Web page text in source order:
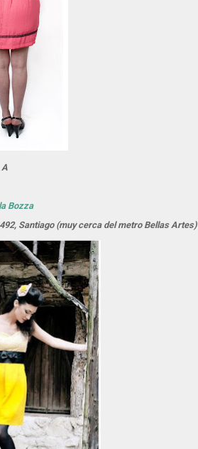
A
Bozza
Santiago (muy cerca del metro Bellas Artes)